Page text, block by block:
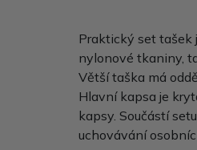
Praktický set tašek
nylonové tkaniny,
Větší taška má
Hlavní kapsa je
kapsy. Součástí
uchovávání